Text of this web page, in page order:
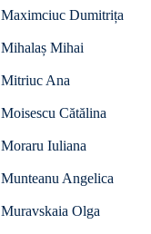
Maximciuc Dumitrița
Mihalaș Mihai
Mitriuc Ana
Moisescu Cătălina
Moraru Iuliana
Munteanu Angelica
Muravskaia Olga